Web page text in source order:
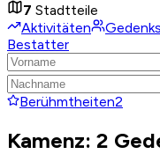
7 Stadtteile
Aktivitäten
Bestatter
Berühmtheiten2
Kamenz: 2